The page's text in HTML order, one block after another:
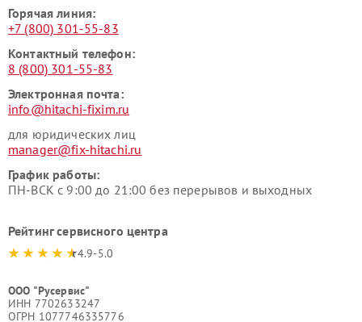
Горячая линия:
+7 (800) 301-55-83
Контактный телефон:
8 (800) 301-55-83
Электронная почта:
info@hitachi-fixim.ru
для юридических лиц
manager@fix-hitachi.ru
График работы:
ПН-ВСК с 9:00 до 21:00 без перерывов и выходных
Рейтинг сервисного центра
4.9-5.0
ООО "Русервис"
ИНН 7702633247
ОГРН 1077746335776